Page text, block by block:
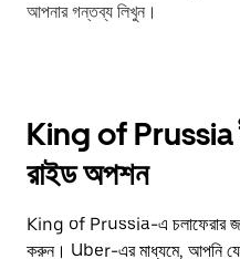
আপনার গন্তব্য লিখুন।
King of Prussia
রাইড অপশন
King of Prussia-এ চলাফেরার জন্য
করুন। Uber-এর মাধ্যমে, আপনি